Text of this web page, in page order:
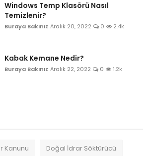
Windows Temp Klasörü Nasıl
Temizlenir?
Buraya Bakınız Aralık 20, 2022 0 2.4k
Kabak Kemane Nedir?
Buraya Bakınız Aralık 22, 2022 0 1.2k
Kanunu Doğal İdrar Söktürücü